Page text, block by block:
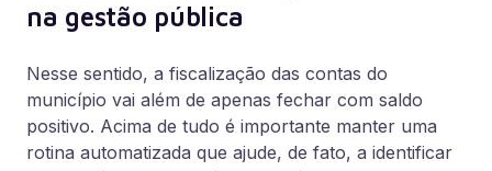
na gestão pública
Nesse sentido, a fiscalização das contas do
município vai além de apenas fechar com saldo
positivo. Acima de tudo é importante manter uma
rotina automatizada que ajude, de fato, a identificar